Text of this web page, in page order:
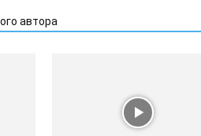
автора